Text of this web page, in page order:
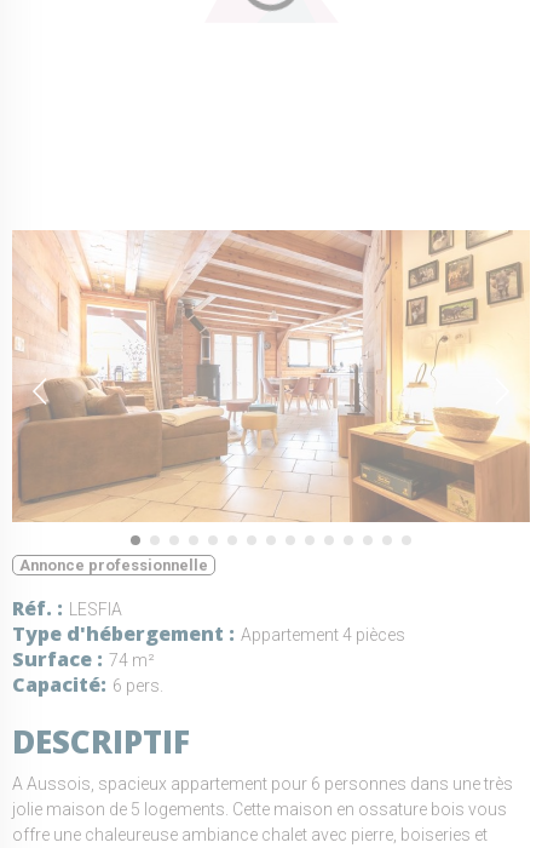
Annonce professionnelle
Réf. LESFIA
Type d'hébergement Appartement 4 pièces
Surface 74 m²
Capacité 6 pers.
DESCRIPTIF
A Aussois, spacieux appartement pour 6 personnes dans une très
jolie maison de 5 logements. Cette maison en ossature bois vous
offre une chaleureuse ambiance chalet avec pierre, boiseries et